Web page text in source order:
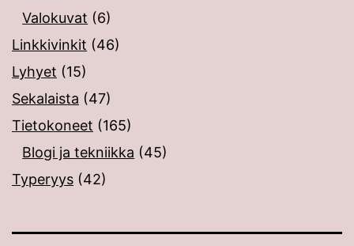
Valokuvat (6)
Linkkivinkit (46)
Lyhyet (15)
Sekalaista (47)
Tietokoneet (165)
Blogi ja tekniikka (45)
Typeryys (42)